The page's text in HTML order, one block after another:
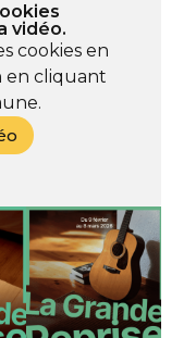
vidéo.
cookies en
en cliquant